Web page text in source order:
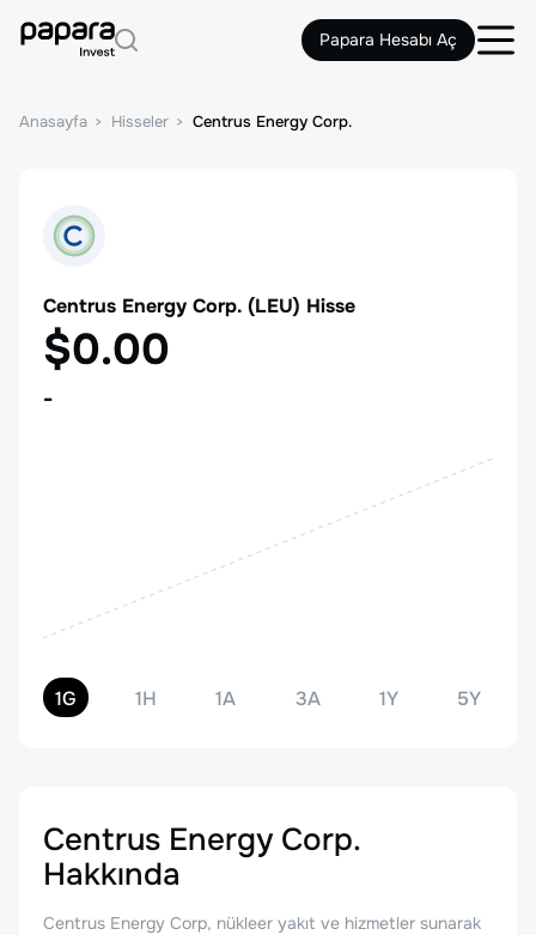
Papara Hesabı Aç
Anasayfa Hisseler Centrus Energy Corp.
Centrus Energy Corp. (LEU) Hisse
$0.00
-
1G 1H 1A 3A 1Y 5Y
Centrus Energy Corp.
Hakkında
Centrus Energy Corp, nükleer yakıt ve hizmetler sunarak